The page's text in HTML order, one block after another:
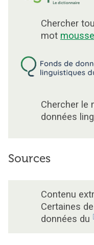
Chercher
mot
Chercher le
données
Sources
Contenu
Certaines
données du